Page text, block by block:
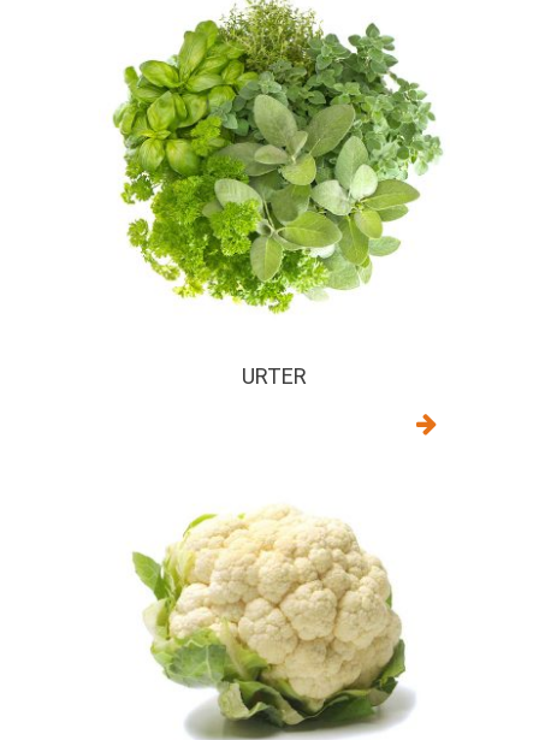
URTER